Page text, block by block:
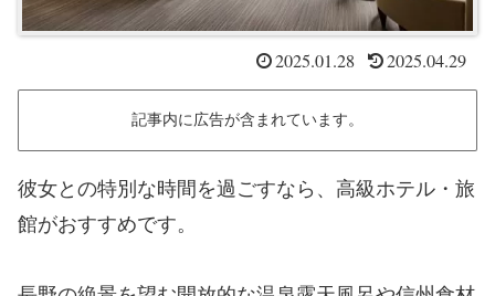
2025.01.28 2025.04.29
記事内に広告が含まれています。
彼女との特別な時間を過ごすなら、高級ホテル・旅
館がおすすめです。